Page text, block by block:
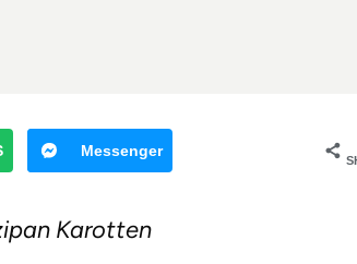
Messenger
Karotten